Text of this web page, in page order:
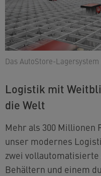
Das AutoStore-
Logistik mit
die Welt
Mehr als 300
unser modernes
zwei vollautomatisierte
Behältern und einem